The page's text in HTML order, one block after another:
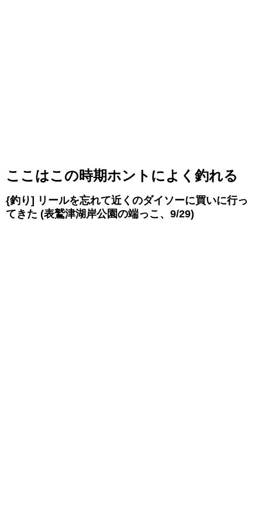
ここはこの時期ホントによく釣れる
{釣り] リールを忘れて近くのダイソーに買いに行っ
てきた (表鷲津湖岸公園の端っこ、9/29)